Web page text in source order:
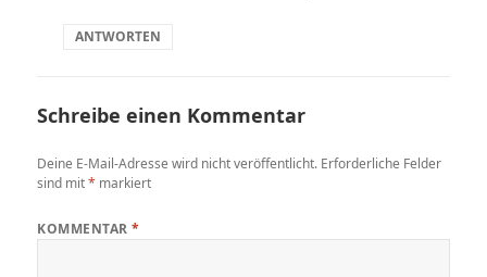
ANTWORTEN
Schreibe einen Kommentar
Deine E-Mail-Adresse wird nicht veröffentlicht. Erforderliche Felder
sind mit* markiert
KOMMENTAR*